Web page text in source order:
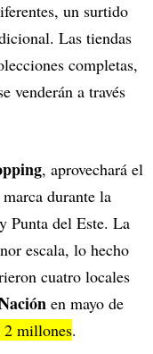
un surtido
Las tiendas
completas,
venderán a través
, aprovechará el
durante la
Punta del Este. La
escala, lo hecho
cuatro locales
en mayo de
2 millones.